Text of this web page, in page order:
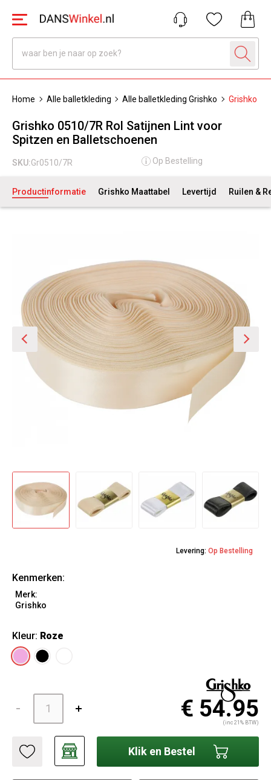
Home Alle balletkleding Alle balletkleding Grishko Grishko
Grishko 0510/7R Rol Satijnen Lint voor
Spitzen en Balletschoenen
SKU:Gr0510/7R Op Bestelling
Productinformatie Grishko Maattabel Levertijd Ruilen &
Levering: Op Bestelling
Kenmerken:
Merk:
Grishko
Kleur: Roze
€ 54.95
(inc 21% BTW)
Klik en Bestel